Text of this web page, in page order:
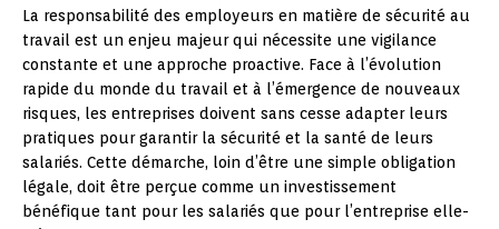
La responsabilité des employeurs en matière de sécurité au
travail est un enjeu majeur qui nécessite une vigilance
constante et une approche proactive. Face à l’évolution
rapide du monde du travail et à l’émergence de nouveaux
risques, les entreprises doivent sans cesse adapter leurs
pratiques pour garantir la sécurité et la santé de leurs
salariés. Cette démarche, loin d’être une simple obligation
légale, doit être perçue comme un investissement
bénéfique tant pour les salariés que pour l’entreprise elle-